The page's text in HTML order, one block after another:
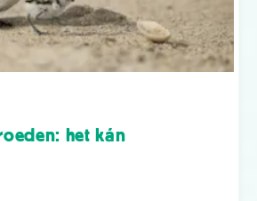
het kán